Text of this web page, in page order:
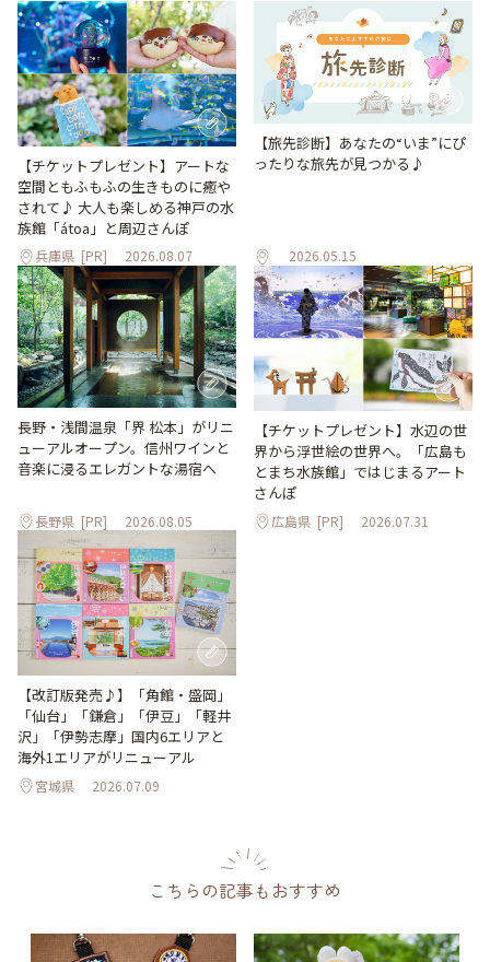
【チケットプレゼント】アートな
空間ともふもふの生きものに癒や
されて♪ 大人も楽しめる神戸の水
族館「átoa」と周辺さんぽ
兵庫県 [PR] 2026.08.07
【旅先診断】あなたの“いま”にぴ
ったりな旅先が見つかる♪
2026.05.15
長野・浅間温泉「界 松本」がリニ
ューアルオープン。信州ワインと
音楽に浸るエレガントな湯宿へ
長野県 [PR] 2026.08.05
【チケットプレゼント】水辺の世
界から浮世絵の世界へ。「広島も
とまち水族館」ではじまるアート
さんぽ
広島県 [PR] 2026.07.31
【改訂版発売♪】「角館・盛岡」
「仙台」「鎌倉」「伊豆」「軽井
沢」「伊勢志摩」国内6エリアと
海外1エリアがリニューアル
宮城県 2026.07.09
こちらの記事もおすすめ